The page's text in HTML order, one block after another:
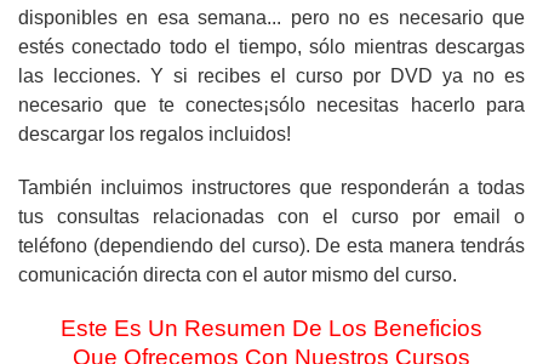
disponibles en esa semana... pero no es necesario que
estés conectado todo el tiempo, sólo mientras descargas
las lecciones. Y si recibes el curso por DVD ya no es
necesario que te conectes¡sólo necesitas hacerlo para
descargar los regalos incluidos!
También incluimos instructores que responderán a todas
tus consultas relacionadas con el curso por email o
teléfono (dependiendo del curso). De esta manera tendrás
comunicación directa con el autor mismo del curso.
Este Es Un Resumen De Los Beneficios
Que Ofrecemos Con Nuestros Cursos